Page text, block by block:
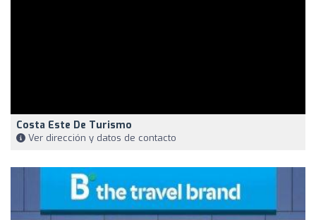
Costa Este De Turismo
Ver dirección y datos de contacto